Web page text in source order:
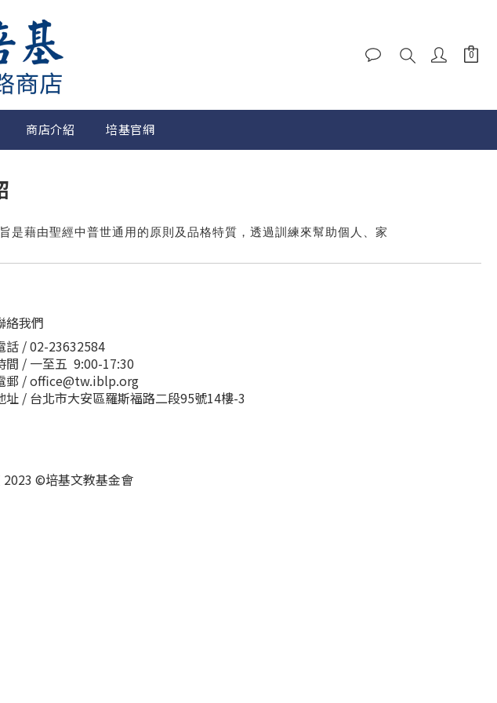
商店介紹 培基官網
是藉由聖經中普世通用的原則及品格特質，透過訓練來幫助個人、家
絡我們
話 / 02-23632584
間 / 一至五 9:00-17:30
郵 / office@tw.iblp.org
址 / 台北市大安區羅斯福路二段95號14樓-3
2023 ©培基文教基金會